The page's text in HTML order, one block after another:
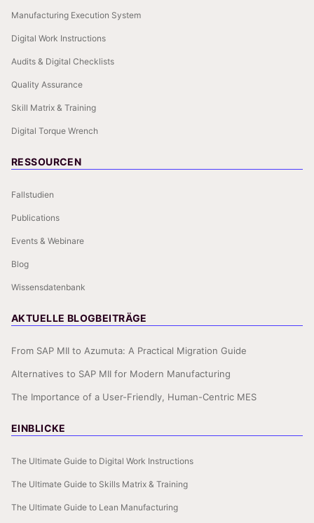
Manufacturing Execution System
Digital Work Instructions
Audits & Digital Checklists
Quality Assurance
Skill Matrix & Training
Digital Torque Wrench
RESSOURCEN
Fallstudien
Publications
Events & Webinare
Blog
Wissensdatenbank
AKTUELLE BLOGBEITRÄGE
From SAP MII to Azumuta: A Practical Migration Guide
Alternatives to SAP MII for Modern Manufacturing
The Importance of a User-Friendly, Human-Centric MES
EINBLICKE
The Ultimate Guide to Digital Work Instructions
The Ultimate Guide to Skills Matrix & Training
The Ultimate Guide to Lean Manufacturing